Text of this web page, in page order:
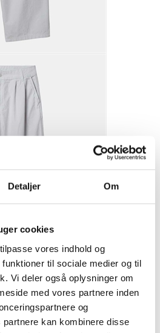
Detaljer Om
cookies
vores indhold og
til sociale medier og til
Vi deler også oplysninger om
med vores partnere inden
og
kan kombinere disse